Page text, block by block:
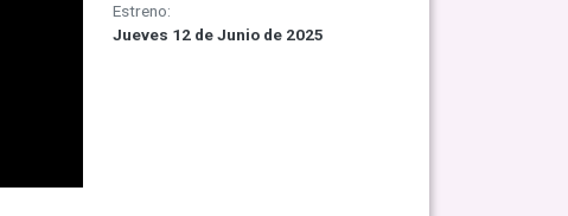
Estreno:
Jueves 12 de Junio de 2025